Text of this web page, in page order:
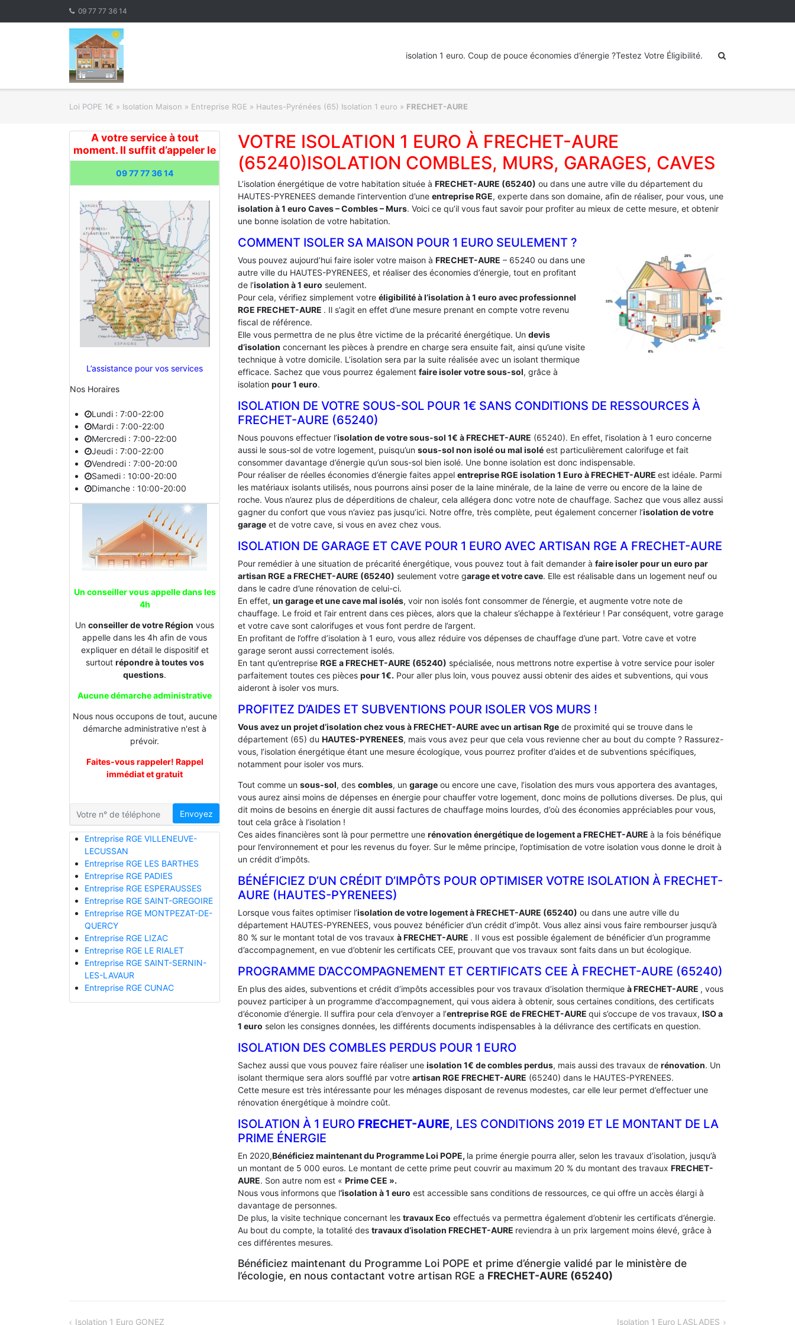
09 77 77 36 14
isolation 1 euro. Coup de pouce économies d’énergie ?Testez Votre Éligibilité.
Loi POPE 1€ » Isolation Maison » Entreprise RGE » Hautes-Pyrénées (65) Isolation 1 euro » FRECHET-AURE
A votre service à tout
moment. Il suffit d’appeler le
09 77 77 36 14
L’assistance pour vos services
Nos Horaires
Lundi : 7:00-22:00
Mardi : 7:00-22:00
Mercredi : 7:00-22:00
Jeudi : 7:00-22:00
Vendredi : 7:00-20:00
Samedi : 10:00-20:00
Dimanche : 10:00-20:00
Un conseiller vous appelle dans les
4h
Un conseiller de votre Région vous
appelle dans les 4h afin de vous
expliquer en détail le dispositif et
surtout répondre à toutes vos
questions.
Aucune démarche administrative
Nous nous occupons de tout, aucune
démarche administrative n'est à
prévoir.
Faites-vous rappeler! Rappel
immédiat et gratuit
Envoyez
Entreprise RGE VILLENEUVE-
LECUSSAN
Entreprise RGE LES BARTHES
Entreprise RGE PADIES
Entreprise RGE ESPERAUSSES
Entreprise RGE SAINT-GREGOIRE
Entreprise RGE MONTPEZAT-DE-
QUERCY
Entreprise RGE LIZAC
Entreprise RGE LE RIALET
Entreprise RGE SAINT-SERNIN-
LES-LAVAUR
Entreprise RGE CUNAC
VOTRE ISOLATION 1 EURO À FRECHET-AURE
(65240)ISOLATION COMBLES, MURS, GARAGES, CAVES
L’isolation énergétique de votre habitation située à FRECHET-AURE (65240) ou dans une autre ville du département du
HAUTES-PYRENEES demande l’intervention d’une entreprise RGE, experte dans son domaine, afin de réaliser, pour vous, une
isolation à 1 euro Caves – Combles – Murs. Voici ce qu’il vous faut savoir pour profiter au mieux de cette mesure, et obtenir
une bonne isolation de votre habitation.
COMMENT ISOLER SA MAISON POUR 1 EURO SEULEMENT ?
Vous pouvez aujourd’hui faire isoler votre maison à FRECHET-AURE – 65240 ou dans une
autre ville du HAUTES-PYRENEES, et réaliser des économies d’énergie, tout en profitant
de l’isolation à 1 euro seulement.
Pour cela, vérifiez simplement votre éligibilité à l’isolation à 1 euro avec professionnel
RGE FRECHET-AURE . Il s’agit en effet d’une mesure prenant en compte votre revenu
fiscal de référence.
Elle vous permettra de ne plus être victime de la précarité énergétique. Un devis
d’isolation concernant les pièces à prendre en charge sera ensuite fait, ainsi qu’une visite
technique à votre domicile. L’isolation sera par la suite réalisée avec un isolant thermique
efficace. Sachez que vous pourrez également faire isoler votre sous-sol, grâce à
isolation pour 1 euro.
ISOLATION DE VOTRE SOUS-SOL POUR 1€ SANS CONDITIONS DE RESSOURCES À
‎FRECHET-AURE (65240)
Nous pouvons effectuer l’isolation de votre sous-sol 1€ à FRECHET-AURE (65240). En effet, l’isolation à 1 euro concerne
aussi le sous-sol de votre logement, puisqu’un sous-sol non isolé ou mal isolé est particulièrement calorifuge et fait
consommer davantage d’énergie qu’un sous-sol bien isolé. Une bonne isolation est donc indispensable.
Pour réaliser de réelles économies d’énergie faites appel entreprise RGE isolation 1 Euro à FRECHET-AURE est idéale. Parmi
les matériaux isolants utilisés, nous pourrons ainsi poser de la laine minérale, de la laine de verre ou encore de la laine de
roche. Vous n’aurez plus de déperditions de chaleur, cela allégera donc votre note de chauffage. Sachez que vous allez aussi
gagner du confort que vous n’aviez pas jusqu’ici. Notre offre, très complète, peut également concerner l’isolation de votre
garage et de votre cave, si vous en avez chez vous.
ISOLATION DE GARAGE ET CAVE POUR 1 EURO AVEC ARTISAN RGE A FRECHET-AURE
Pour remédier à une situation de précarité énergétique, vous pouvez tout à fait demander à faire isoler pour un euro par
artisan RGE a FRECHET-AURE (65240) seulement votre garage et votre cave. Elle est réalisable dans un logement neuf ou
dans le cadre d’une rénovation de celui-ci.
En effet, un garage et une cave mal isolés, voir non isolés font consommer de l’énergie, et augmente votre note de
chauffage. Le froid et l’air entrent dans ces pièces, alors que la chaleur s’échappe à l’extérieur ! Par conséquent, votre garage
et votre cave sont calorifuges et vous font perdre de l’argent.
En profitant de l’offre d’isolation à 1 euro, vous allez réduire vos dépenses de chauffage d’une part. Votre cave et votre
garage seront aussi correctement isolés.
En tant qu’entreprise RGE a FRECHET-AURE (65240) spécialisée, nous mettrons notre expertise à votre service pour isoler
parfaitement toutes ces pièces pour 1€. Pour aller plus loin, vous pouvez aussi obtenir des aides et subventions, qui vous
aideront à isoler vos murs.
PROFITEZ D’AIDES ET SUBVENTIONS POUR ISOLER VOS MURS !
Vous avez un projet d’isolation chez vous à FRECHET-AURE avec un artisan Rge de proximité qui se trouve dans le
département (65) du HAUTES-PYRENEES, mais vous avez peur que cela vous revienne cher au bout du compte ? Rassurez-
vous, l’isolation énergétique étant une mesure écologique, vous pourrez profiter d’aides et de subventions spécifiques,
notamment pour isoler vos murs.
Tout comme un sous-sol, des combles, un garage ou encore une cave, l’isolation des murs vous apportera des avantages,
vous aurez ainsi moins de dépenses en énergie pour chauffer votre logement, donc moins de pollutions diverses. De plus, qui
dit moins de besoins en énergie dit aussi factures de chauffage moins lourdes, d’où des économies appréciables pour vous,
tout cela grâce à l’isolation !
Ces aides financières sont là pour permettre une rénovation énergétique de logement aFRECHET-AURE à la fois bénéfique
pour l’environnement et pour les revenus du foyer. Sur le même principe, l’optimisation de votre isolation vous donne le droit à
un crédit d’impôts.
BÉNÉFICIEZ D’UN CRÉDIT D’IMPÔTS POUR OPTIMISER VOTRE ISOLATION À ‎FRECHET-
AURE (HAUTES-PYRENEES)
Lorsque vous faites optimiser l’isolation de votre logement à FRECHET-AURE (65240) ou dans une autre ville du
département HAUTES-PYRENEES, vous pouvez bénéficier d’un crédit d’impôt. Vous allez ainsi vous faire rembourser jusqu’à
80 % sur le montant total de vos travaux à FRECHET-AURE . Il vous est possible également de bénéficier d’un programme
d’accompagnement, en vue d’obtenir les certificats CEE, prouvant que vos travaux sont faits dans un but écologique.
PROGRAMME D’ACCOMPAGNEMENT ET CERTIFICATS CEE À ‎FRECHET-AURE (65240)
En plus des aides, subventions et crédit d’impôts accessibles pour vos travaux d’isolation thermique à FRECHET-AURE , vous
pouvez participer à un programme d’accompagnement, qui vous aidera à obtenir, sous certaines conditions, des certificats
d’économie d’énergie. Il suffira pour cela d’envoyer a l’entreprise RGE de FRECHET-AURE qui s’occupe de vos travaux, ISO a
1 euro selon les consignes données, les différents documents indispensables à la délivrance des certificats en question.
ISOLATION DES COMBLES PERDUS POUR 1 EURO
Sachez aussi que vous pouvez faire réaliser une isolation 1€ de combles perdus, mais aussi des travaux de rénovation. Un
isolant thermique sera alors soufflé par votre artisan RGE FRECHET-AURE (65240) dans le HAUTES-PYRENEES.
Cette mesure est très intéressante pour les ménages disposant de revenus modestes, car elle leur permet d’effectuer une
rénovation énergétique à moindre coût.
ISOLATION À 1 EURO FRECHET-AURE, LES CONDITIONS 2019 ET LE MONTANT DE LA
PRIME ÉNERGIE
En 2020,Bénéficiez maintenant du Programme Loi POPE, la prime énergie pourra aller, selon les travaux d’isolation, jusqu’à
un montant de 5 000 euros. Le montant de cette prime peut couvrir au maximum 20 % du montant des travaux FRECHET-
AURE. Son autre nom est « Prime CEE ».
Nous vous informons que l‘isolation à 1 euro est accessible sans conditions de ressources, ce qui offre un accès élargi à
davantage de personnes.
De plus, la visite technique concernant les travaux Eco effectués va permettra également d’obtenir les certificats d’énergie.
Au bout du compte, la totalité des travaux d’isolation FRECHET-AURE reviendra à un prix largement moins élevé, grâce à
ces différentes mesures.
Bénéficiez maintenant du Programme Loi POPE et prime d’énergie validé par le ministère de
l’écologie, en nous contactant votre artisan RGE a FRECHET-AURE (65240)
Isolation 1 Euro GONEZ Isolation 1 Euro LASLADES